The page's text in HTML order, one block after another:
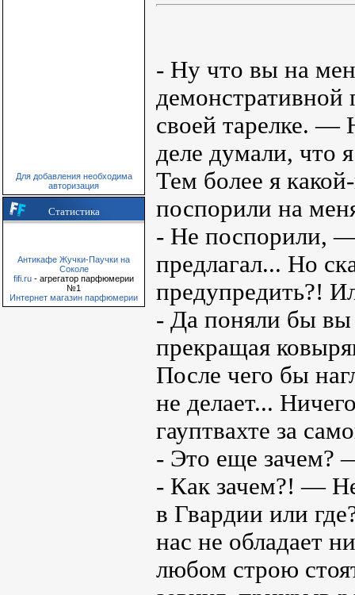
Для добавления необходима
авторизация
Статистика
Антикафе Жучки-Паучки на
Соколе
fifi.ru - агрегатор парфюмерии
№1
Интернет магазин парфюмерии
- Ну что вы на
демонстративной
своей тарелке. —
деле думали, что
Тем более я
поспорили на
- Не поспорили,
предлагал... Но
предупредить?!
- Да поняли бы вы
прекращая
После чего бы
не делает...
гауптвахте за
- Это еще зачем?
- Как зачем?! —
в Гвардии или
нас не обладает
любом строю